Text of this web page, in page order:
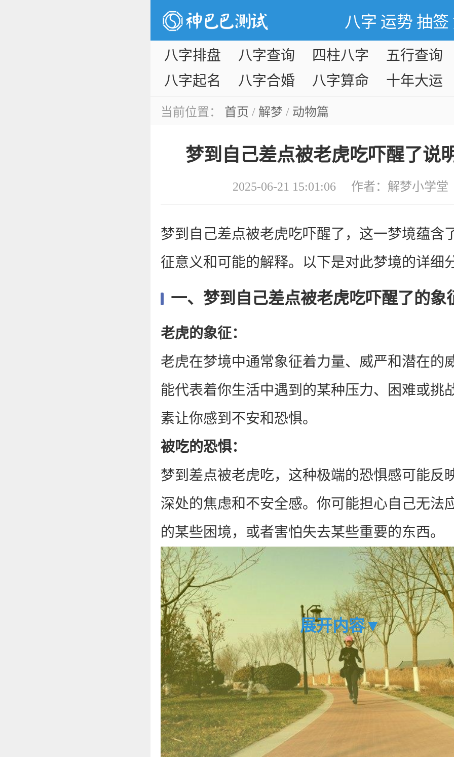
八字 运势 抽签
八字排盘 八字查询 四柱八字 五行查询
八字起名
八字合婚 八字算命 十年大运
当前位置： 首页 / 解梦 / 动物篇
梦到自己差点被老虎吃吓醒了说
2025-06-21 15:01:06 作者： 解梦小学堂
梦到自己差点被老虎吃吓醒了，这一梦境蕴含
征意义和可能的解释。以下是对此梦境的详细
一、梦到自己差点被老虎吃吓醒了的象
‌老虎的象征‌：
老虎在梦境中通常象征着力量、威严和潜在的
能代表着你生活中遇到的某种压力、困难或挑
素让你感到不安和恐惧。
‌被吃的恐惧‌：
梦到差点被老虎吃，这种极端的恐惧感可能反
深处的焦虑和不安全感。你可能担心自己无法
的某些困境，或者害怕失去某些重要的东西。
展开内容▼